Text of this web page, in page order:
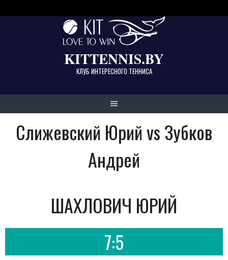
KITTENNIS.BY
КЛУБ ИНТЕРЕСНОГО ТЕННИСА
Слижевский Юрий vs Зубков
Андрей
ШАХЛОВИЧ ЮРИЙ
7:5